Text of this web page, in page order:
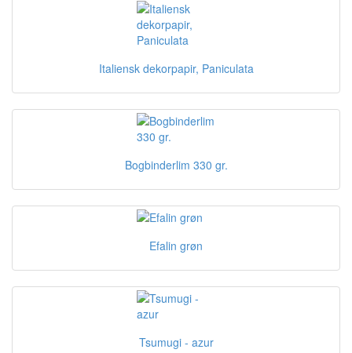
Italiensk dekorpapir, Paniculata
Bogbinderlim 330 gr.
Efalin grøn
Tsumugi - azur